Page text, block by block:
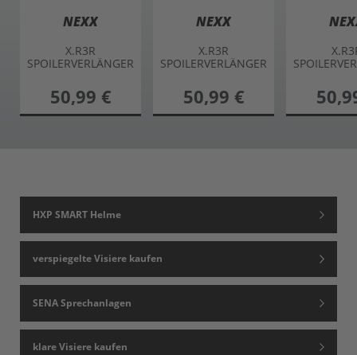
NEXX
X.R3R
SPOILERVERLÄNGER
50,99 €
NEXX
X.R3R
SPOILERVERLÄNGER
50,99 €
HXP SMART Helme
verspiegelte Visiere kaufen
SENA Sprechanlagen
klare Visiere kaufen